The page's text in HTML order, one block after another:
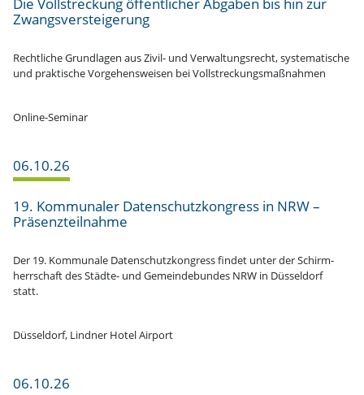
Zwangsversteigerung
Recht­liche Grund­lagen aus Zivil- und Verwal­tungs­recht, syste­ma­tische
und praktische Vorge­hens­weisen bei Vollstreckungsmaßnahmen
Online-Seminar
06.10.26
19. Kommu­naler Daten­schutz­kon­gress in NRW –
Präsenzteilnahme
Der 19. Kommunale Daten­schutz­kon­gress findet unter der Schirm­
herr­schaft des Städte- und Gemein­de­bundes NRW in Düsseldorf
statt.
Düsseldorf, Lindner Hotel Airport
06.10.26